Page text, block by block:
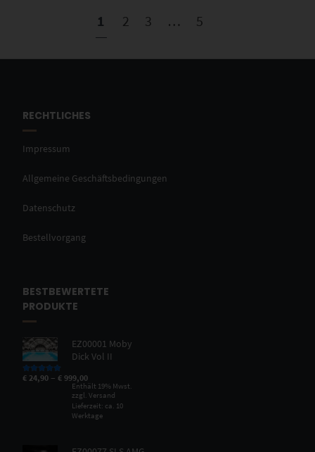
1 2 3 … 5
RECHTLICHES
Impressum
Allgemeine Geschäftsbedingungen
Datenschutz
Bestellvorgang
BESTBEWERTETE
PRODUKTE
EZ00001 Moby
Dick Vol II
Bewertet mit
von 5
€ 24,90 –€ 999,00
Enthält 19% Mwst.
zzgl.Versand
Lieferzeit: ca. 10
Werktage